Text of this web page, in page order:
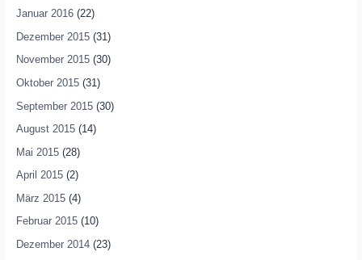
Januar 2016(22)
Dezember 2015(31)
November 2015(30)
Oktober 2015(31)
September 2015(30)
August 2015(14)
Mai 2015(28)
April 2015(2)
März 2015(4)
Februar 2015(10)
Dezember 2014(23)